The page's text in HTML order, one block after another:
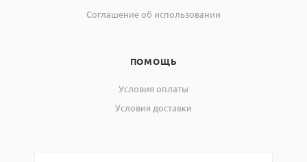
Соглашение об использовании
ПОМОЩЬ
Условия оплаты
Условия доставки